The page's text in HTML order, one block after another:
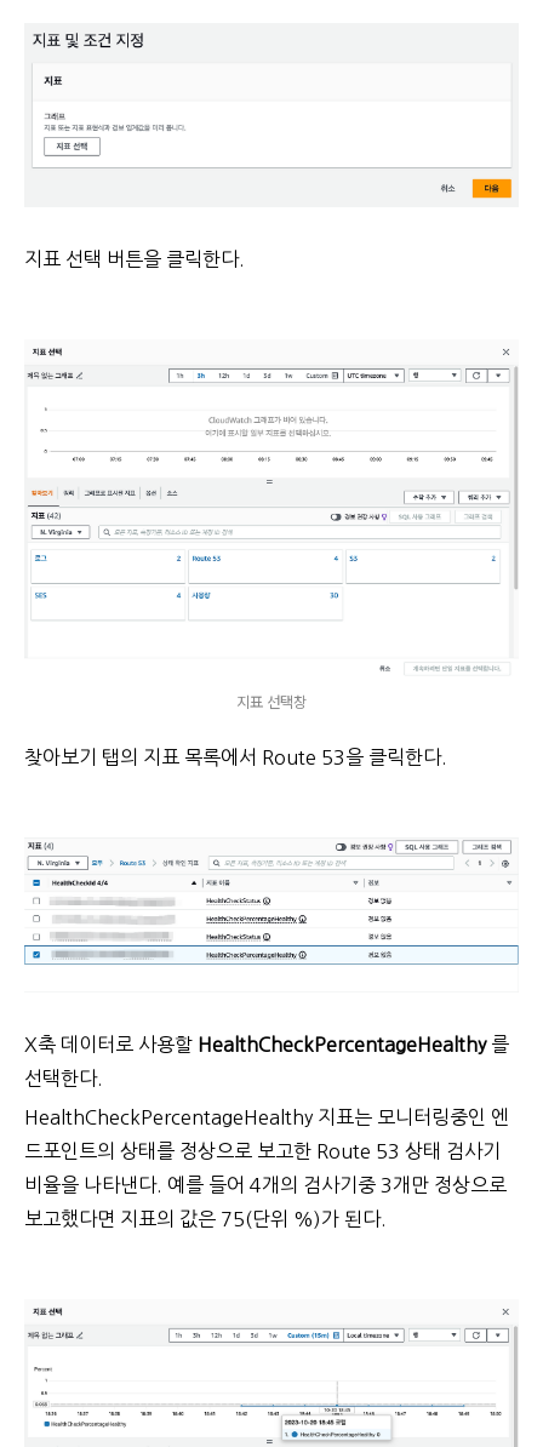
지표 선택 버튼을 클릭한다.
지표 선택창
찾아보기 탭의 지표 목록에서 Route 53을 클릭한다.
X축 데이터로 사용할 HealthCheckPercentageHealthy를
선택한다.
HealthCheckPercentageHealthy 지표는 모니터링중인 엔
드포인트의 상태를 정상으로 보고한 Route 53 상태 검사기
비율을 나타낸다. 예를 들어 4개의 검사기중 3개만 정상으로
보고했다면 지표의 값은 75(단위 %)가 된다.